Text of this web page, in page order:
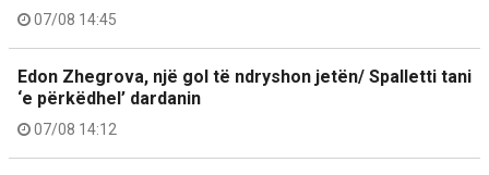
07/08 14:45
Edon Zhegrova, një gol të ndryshon jetën/ Spalletti tani
‘e përkëdhel’ dardanin
07/08 14:12